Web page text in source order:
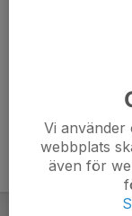
Vi
webbplats
även för